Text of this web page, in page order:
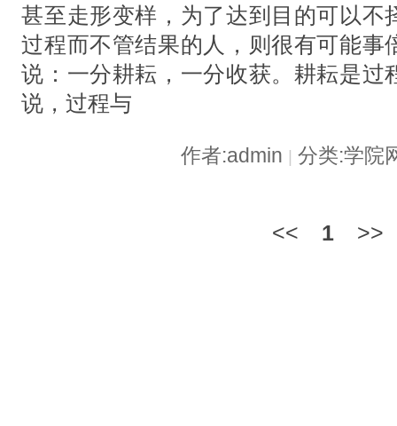
甚至走形变样，为了达到目的可以不
过程而不管结果的人，则很有可能事
说：一分耕耘，一分收获。耕耘是过
说，过程与
作者:admin 分类:学院
<< 1 >>